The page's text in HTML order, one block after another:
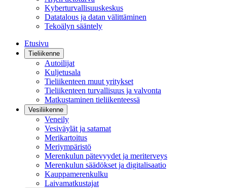
Kyberturvallisuuskeskus
Datatalous ja datan välittäminen
Tekoälyn sääntely
Etusivu
Tieliikenne
Autoilijat
Kuljetusala
Tieliikenteen muut yritykset
Tieliikenteen turvallisuus ja valvonta
Matkustaminen tieliikenteessä
Vesiliikenne
Veneily
Vesiväylät ja satamat
Merikartoitus
Meriympäristö
Merenkulun pätevyydet ja meriterveys
Merenkulun säädökset ja digitalisaatio
Kauppamerenkulku
Laivamatkustajat